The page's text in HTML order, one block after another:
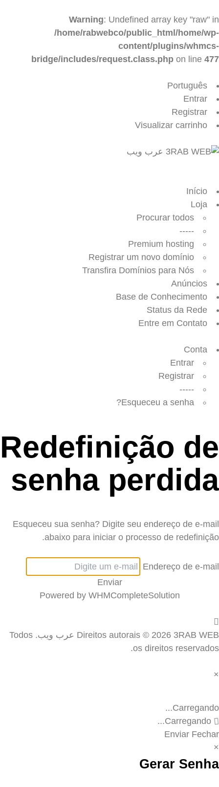
Warning: Undefined array key "raw" in
/home/rabwebco/public_html/home/wp-
content/plugins/whmcs-
bridge/includes/request.class.php on line 477
Português
Entrar
Registrar
Visualizar carrinho
navegação
Início
Loja
Procurar todos
-----
Premium hosting
Registrar um novo domínio
Transfira Domínios para Nós
Anúncios
Base de Conhecimento
Status da Rede
Entre em Contato
Conta
Entrar
Registrar
-----
Esqueceu a senha?
Redefinição de
senha perdida
Esqueceu sua senha? Digite seu endereço de e-mail
abaixo para iniciar o processo de redefinição.
Endereço de e-mail
Enviar
Powered by WHMCompleteSolution
Direitos autorais © 2026 3RAB WEB عرب ويب. Todos
os direitos reservados.
×
Carregando...
Fechar
Enviar
×
Gerar Senha